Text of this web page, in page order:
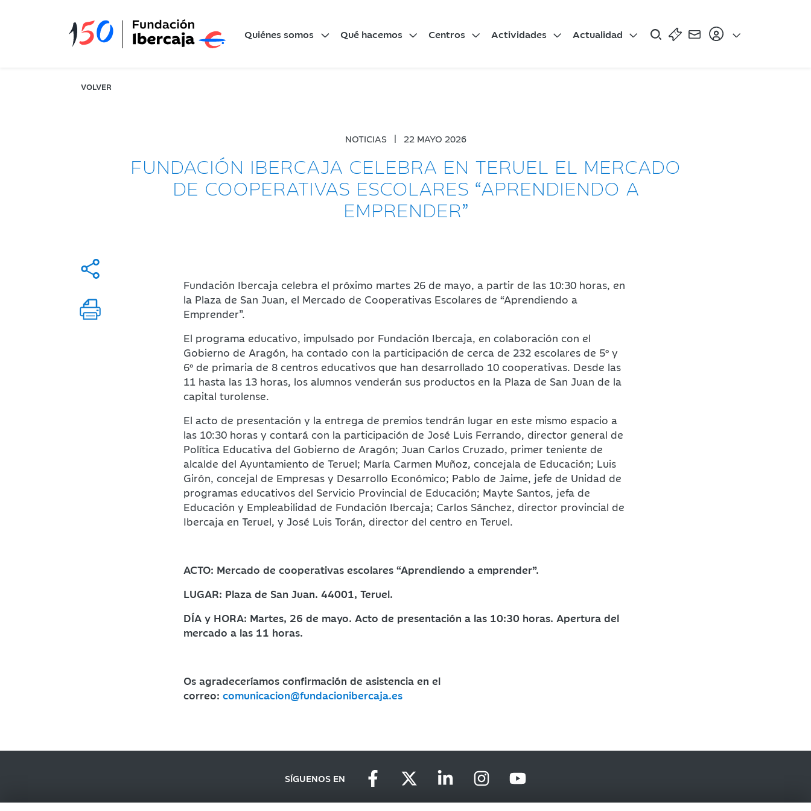
Quiénes somos Qué hacemos Centros Actividades Actualidad
VOLVER
NOTICIAS | 22 MAYO 2026
FUNDACIÓN IBERCAJA CELEBRA EN TERUEL EL MERCADO
DE COOPERATIVAS ESCOLARES “APRENDIENDO A
EMPRENDER”
Fundación Ibercaja celebra el próximo martes 26 de mayo, a partir de las 10:30 horas, en
la Plaza de San Juan, el Mercado de Cooperativas Escolares de “Aprendiendo a
Emprender”.
El programa educativo, impulsado por Fundación Ibercaja, en colaboración con el
Gobierno de Aragón, ha contado con la participación de cerca de 232 escolares de 5º y
6º de primaria de 8 centros educativos que han desarrollado 10 cooperativas. Desde las
11 hasta las 13 horas, los alumnos venderán sus productos en la Plaza de San Juan de la
capital turolense.
El acto de presentación y la entrega de premios tendrán lugar en este mismo espacio a
las 10:30 horas y contará con la participación de José Luis Ferrando, director general de
Política Educativa del Gobierno de Aragón; Juan Carlos Cruzado, primer teniente de
alcalde del Ayuntamiento de Teruel; María Carmen Muñoz, concejala de Educación; Luis
Girón, concejal de Empresas y Desarrollo Económico; Pablo de Jaime, jefe de Unidad de
programas educativos del Servicio Provincial de Educación; Mayte Santos, jefa de
Educación y Empleabilidad de Fundación Ibercaja; Carlos Sánchez, director provincial de
Ibercaja en Teruel, y José Luis Torán, director del centro en Teruel.
ACTO: Mercado de cooperativas escolares “Aprendiendo a emprender”.
LUGAR: Plaza de San Juan. 44001, Teruel.
DÍA y HORA: Martes, 26 de mayo. Acto de presentación a las 10:30 horas. Apertura del
mercado a las 11 horas.
Os agradeceríamos confirmación de asistencia en el
correo: comunicacion@fundacionibercaja.es
SÍGUENOS EN